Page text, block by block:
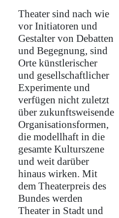
Theater sind nach wie
vor Initiatoren und
Gestalter von Debatten
und Begegnung, sind
Orte künstlerischer
und gesellschaftlicher
Experimente und
verfügen nicht zuletzt
über zukunftsweisende
Organisationsformen,
die modellhaft in die
gesamte Kulturszene
und weit darüber
hinaus wirken. Mit
dem Theaterpreis des
Bundes werden
Theater in Stadt und